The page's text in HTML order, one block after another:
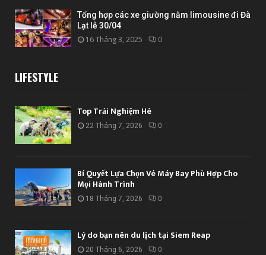
Tổng hợp các xe giường nằm limousine đi Đà
Lạt lễ 30/04
16 Tháng 3, 2025 0
LIFESTYLE
Top Trải Nghiệm Hè
22 Tháng 7, 2026 0
Bí Quyết Lựa Chọn Vé Máy Bay Phù Hợp Cho
Mọi Hành Trình
18 Tháng 7, 2026 0
Lý do bạn nên du lịch tại Siem Reap
20 Tháng 6, 2026 0